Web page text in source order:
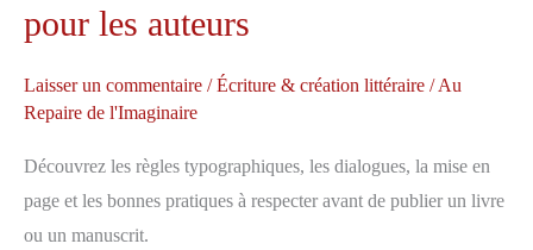
pour les auteurs
Laisser un commentaire /Écriture & création littéraire /Au
Repaire de l'Imaginaire
Découvrez les règles typographiques, les dialogues, la mise en
page et les bonnes pratiques à respecter avant de publier un livre
ou un manuscrit.